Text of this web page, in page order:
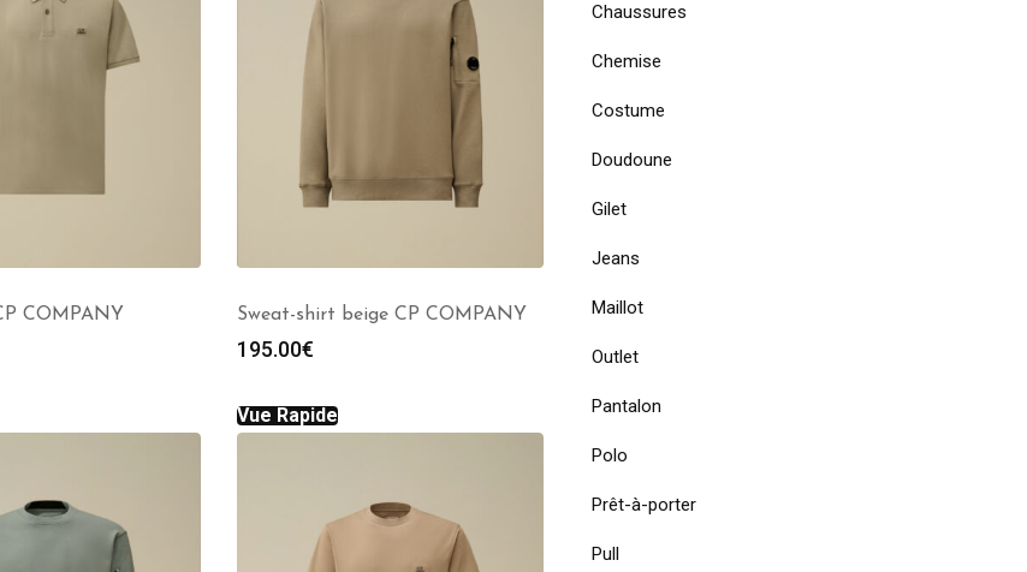
COMPANY Sweat-shirt beige CP COMPANY
195.00€
Vue Rapide
Chaussures
Chemise
Costume
Doudoune
Gilet
Jeans
Maillot
Outlet
Pantalon
Polo
Prêt-à-porter
Pull